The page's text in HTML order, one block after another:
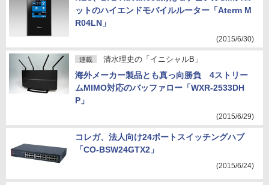
ットのハイエンドモバイルルーター「Aterm M
R04LN」
(2015/6/30)
連載 清水理史の「イニシャルB」
海外メーカー製品とも真っ向勝負 4ストリー
ムMIMO対応のバッファロー「WXR-2533DH
P」
(2015/6/29)
コレガ、法人向け24ポートスイッチングハブ
「CO-BSW24GTX2」
(2015/6/24)